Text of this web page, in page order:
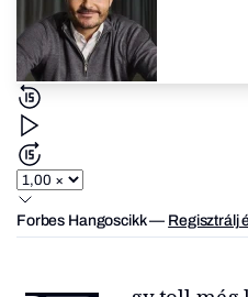
Forbes Hangoscikk— Regisztrálj